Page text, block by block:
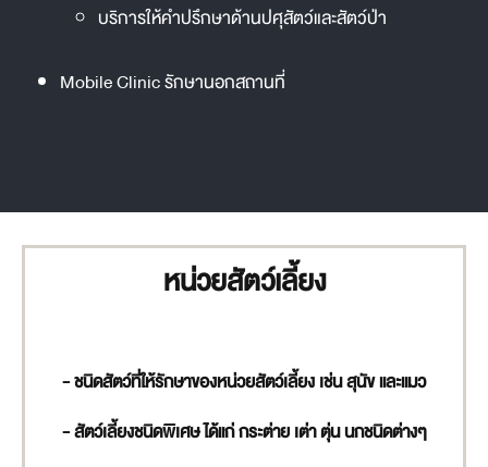
บริการให้คำปรึกษาด้านปศุสัตว์และสัตว์ป่า
Mobile Clinic รักษานอกสถานที่
หน่วยสัตว์เลี้ยง
- ชนิดสัตว์ที่ให้รักษาของหน่วยสัตว์เลี้ยง เช่น สุนัข และแมว
- สัตว์เลี้ยงชนิดพิเศษ ได้แก่ กระต่าย เต่า ตุ่น นกชนิดต่างๆ